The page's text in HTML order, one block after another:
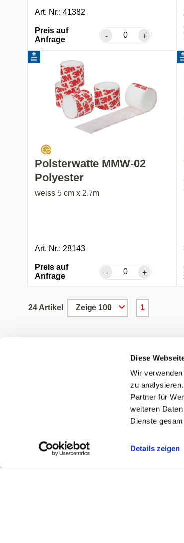
Diese
Wir
zu
Partner für
weiteren
Dienste
Details zeigen
Art. Nr.: 41382
Preis auf
Anfrage
- +
Polsterwatte MMW-02
Polyester
weiss 5 cm x 2.7m
Art. Nr.: 28143
Preis auf
Anfrage
- +
24 Artikel Zeige 100 1